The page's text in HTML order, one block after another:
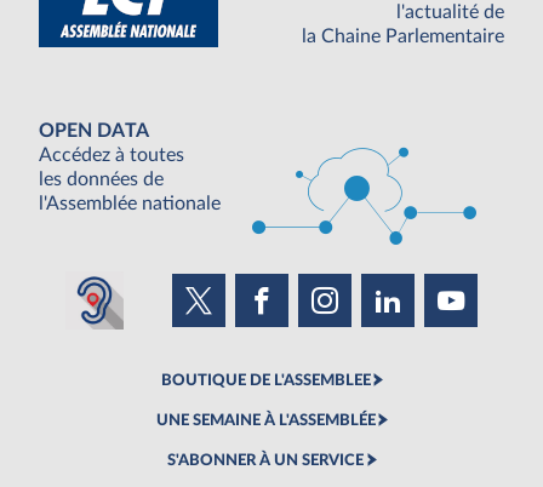
l'actualité de
la Chaine Parlementaire
OPEN DATA
Accédez à toutes
les données de
l'Assemblée nationale
BOUTIQUE DE L'ASSEMBLEE
UNE SEMAINE À L'ASSEMBLÉE
S'ABONNER À UN SERVICE